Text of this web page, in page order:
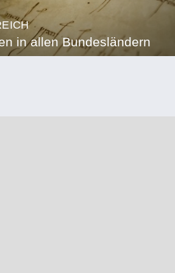
in allen Bundesländern